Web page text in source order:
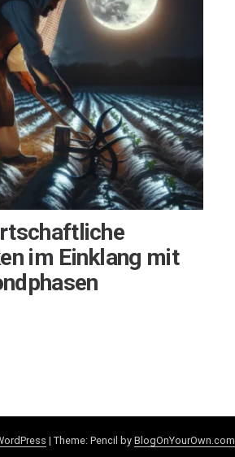
im Einklang mit
| Theme: Pencil by BlogOnYourOwn.com